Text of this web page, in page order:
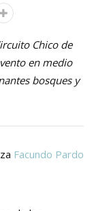
Chico de
en medio
bosques y
Facundo Pardo